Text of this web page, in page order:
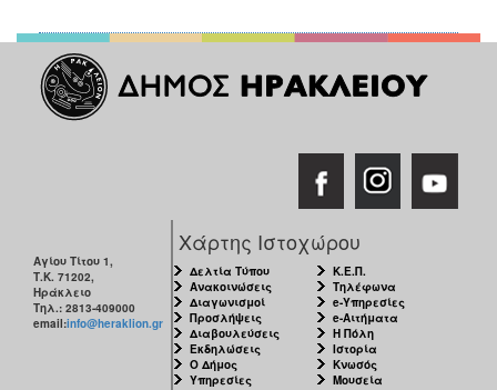
Αγίου Τίτου 1,
Τ.Κ. 71202,
Ηράκλειο
Τηλ.: 2813-409000
email:info@heraklion.gr
Χάρτης Ιστοχώρου
Δελτία Τύπου
Ανακοινώσεις
Διαγωνισμοί
Προσλήψεις
Διαβουλεύσεις
Εκδηλώσεις
Ο Δήμος
Υπηρεσίες
Κ.Ε.Π.
Τηλέφωνα
e-Υπηρεσίες
e-Αιτήματα
Η Πόλη
Ιστορία
Κνωσός
Μουσεία